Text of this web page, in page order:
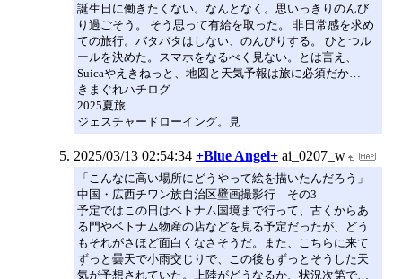
誕生日に働きたくない。なんとなく。思いっきりのんび
り過ごそう。 そう思って有給を取った。 非日常感を求め
ての旅行。バタバタはしない、のんびりする。 ひとつル
ールを決めた。スマホをなるべく見ない。とは言え、
Suicaやえきねっと、地図と天気予報は旅に必須だか…
きまぐれハチログ
2025夏旅
ジェスチャードローイング。見
2025/03/13 02:54:34 +Blue Angel+ ai_0207_w
「こんなに高い場所にどうやって絵を描いたんだろう」
中国・広西チワン族自治区壁画撮影行 その3
予定ではこの日はベトナム国境まで行って、古くからあ
る門やベトナム物産の店などを見る予定だったが、どう
もそれがさほど面白くなさそうだ。また、こちらに来て
ずっと曇天で小雨交じりで、この後もずっとそうした天
気が予想されていた。上陸がどうなるか、状況次第で…